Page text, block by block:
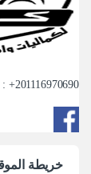
: +201116970690
خريطة